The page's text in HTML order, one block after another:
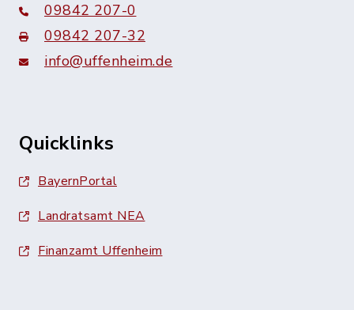
09842 207-0
09842 207-32
info@uffenheim.de
Quicklinks
BayernPortal
Landratsamt NEA
Finanzamt Uffenheim